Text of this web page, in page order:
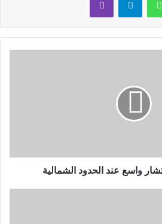
واسع عند الحدود الشمالية